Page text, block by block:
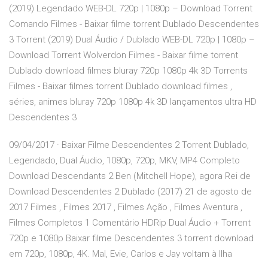
(2019) Legendado WEB-DL 720p | 1080p – Download Torrent
Comando Filmes - Baixar filme torrent Dublado Descendentes
3 Torrent (2019) Dual Áudio / Dublado WEB-DL 720p | 1080p –
Download Torrent Wolverdon Filmes - Baixar filme torrent
Dublado download filmes bluray 720p 1080p 4k 3D Torrents
Filmes - Baixar filmes torrent Dublado download filmes ,
séries, animes bluray 720p 1080p 4k 3D lançamentos ultra HD
Descendentes 3
09/04/2017 · Baixar Filme Descendentes 2 Torrent Dublado,
Legendado, Dual Áudio, 1080p, 720p, MKV, MP4 Completo
Download Descendants 2 Ben (Mitchell Hope), agora Rei de
Download Descendentes 2 Dublado (2017) 21 de agosto de
2017 Filmes , Filmes 2017 , Filmes Ação , Filmes Aventura ,
Filmes Completos 1 Comentário HDRip Dual Áudio + Torrent
720p e 1080p Baixar filme Descendentes 3 torrent download
em 720p, 1080p, 4K. Mal, Evie, Carlos e Jay voltam à Ilha